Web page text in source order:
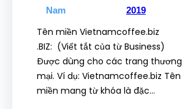
Nam
2019
Tên miền Vietnamcoffee.biz
.BIZ: (Viết tắt của từ Business)
Được dùng cho các trang thương
mại. Ví dụ: Vietnamcoffee.biz Tên
miền mang từ khóa là đặc…